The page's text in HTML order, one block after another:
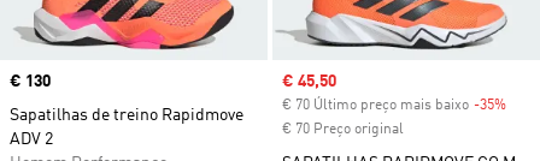
Price
€ 130
Sapatilhas de treino Rapidmove
ADV 2
Sale price
€ 45,50
€ 70 Último preço mais baixo -35%
€ 70 Preço original